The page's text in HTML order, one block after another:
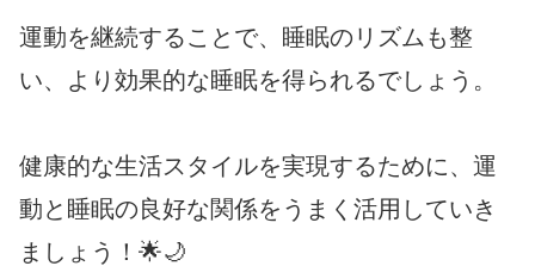
運動を継続することで、睡眠のリズムも整
い、より効果的な睡眠を得られるでしょう。
健康的な生活スタイルを実現するために、運
動と睡眠の良好な関係をうまく活用していき
ましょう！🌟🌙